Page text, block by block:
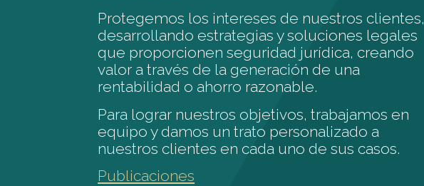
Protegemos los intereses de nuestros clientes,
desarrollando estrategias y soluciones legales
que proporcionen seguridad jurídica, creando
valor a través de la generación de una
rentabilidad o ahorro razonable.
Para lograr nuestros objetivos, trabajamos en
equipo y damos un trato personalizado a
nuestros clientes en cada uno de sus casos.
Publicaciones